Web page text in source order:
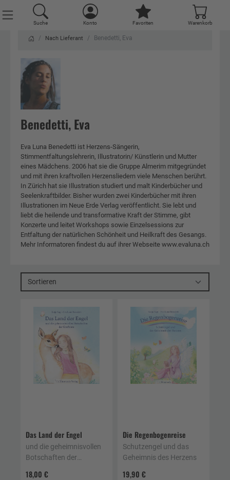
Suche Konto Favoriten Warenkorb
Nach Lieferant Benedetti, Eva
Benedetti, Eva
Eva Luna Benedetti ist Herzens-Sängerin,
Stimmentfaltungslehrerin, Illustratorin/ Künstlerin und Mutter
eines Mädchens. 2006 hat sie die Gruppe Almerim mitgegründet
und mit ihren kraftvollen Herzensliedern viele Menschen berührt.
In Zürich hat sie Illustration studiert und malt Kinderbücher und
Seelenkraftbilder. Bisher wurden zwei Kinderbücher mit ihren
Illustrationen im Neue Erde Verlag veröffentlicht. Sie lebt und
liebt die heilende und transformative Kraft der Stimme, gibt
Konzerte und leitet Workshops sowie Einzelsessions zur
Entfaltung der natürlichen Schönheit und Heilkraft des Gesangs.
Mehr Informatoren findest du auf ihrer Webseite www.evaluna.ch
Sortieren
Das Land der Engel
18,00 €
und die geheimnisvollen
Botschaften der
Die Regenbogenreise
19,90 €
Schutzengel und das
Geheimnis des Herzens